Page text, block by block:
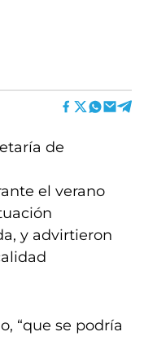
de
el verano
y advirtieron
“que se podría